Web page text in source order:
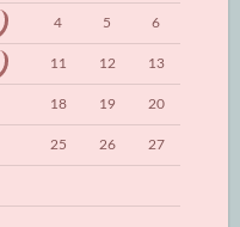
4 5 6
11 12 13
18 19 20
25 26 27